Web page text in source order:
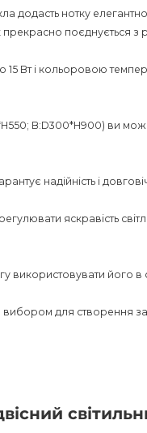
додасть нотку
прекрасно поєднується
15 Вт і кольоровою
В:D300*H900) ви
надійність і
яскравість
використовувати його в
вибором для створення
меблів і декору,
створювати цікаві